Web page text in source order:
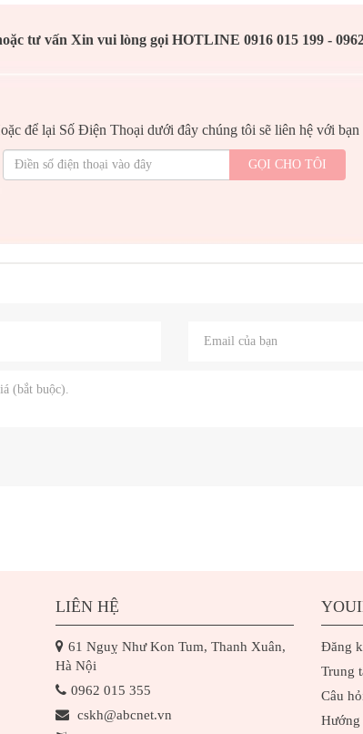
tư vấn Xin vui lòng gọi HOTLINE 0916 015 199 -
để lại Số Điện Thoại dưới đây chúng tôi sẽ liên hệ với bạn
GỌI CHO TÔI
LIÊN HỆ
61 Nguỵ Như Kon Tum, Thanh Xuân,
Hà Nội
0962 015 355
cskh@abcnet.vn
Đăng
Trung
Câu
Hướng